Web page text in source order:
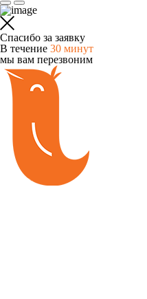
Спасибо за заявку
В течение 30 минут
мы вам перезвоним